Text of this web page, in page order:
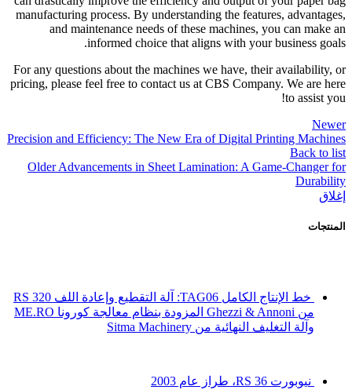
manufacturing process. By understanding the features, advantages,
and maintenance needs of these machines, you can make an
informed choice that aligns with your business goals.
For any questions about the machines we have, their availability, or
pricing, please feel free to contact us at CBS Company. We are here
to assist you!
Newer
Precision and Efficiency: The New Era of Digital Printing Machines
Back to list
Older Advancements in Sheet Lamination: A Game-Changer for
Durability
إغلاق
المنتجات
خط الإنتاج الكامل TAG06: آلة التقطيع وإعادة اللف RS 320
من Ghezzi & Annoni المزودة بنظام معالجة كورونا ME.RO
وآلة التغليف النهائية من Sitma Machinery
نيوبورت 36 RS، طراز عام 2003